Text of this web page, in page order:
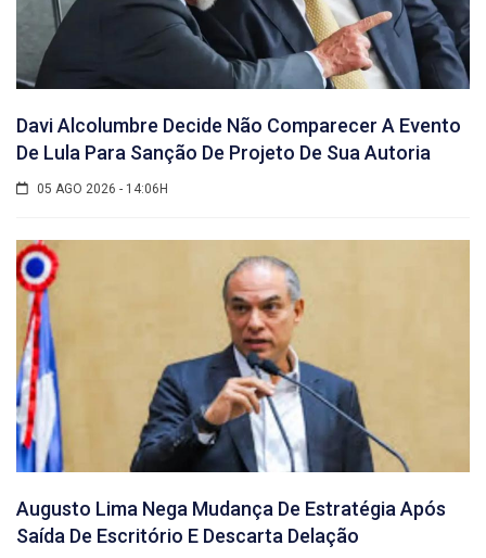
Davi Alcolumbre Decide Não Comparecer A Evento
De Lula Para Sanção De Projeto De Sua Autoria
05 AGO 2026 - 14:06H
Augusto Lima Nega Mudança De Estratégia Após
Saída De Escritório E Descarta Delação